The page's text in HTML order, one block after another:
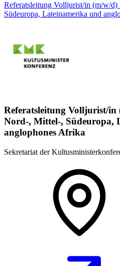
Referatsleitung Volljurist/in (m/w/
Südeuropa, Lateinamerika und
Referatsleitung Volljurist/
Nord-, Mittel-, Südeuropa,
anglophones Afrika
Sekretariat der